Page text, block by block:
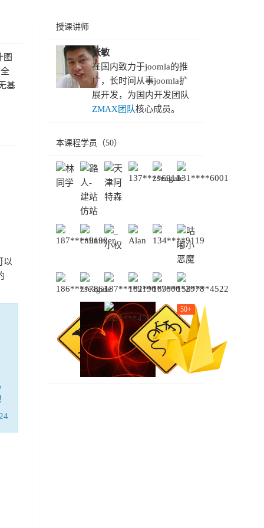
图
基
以
授课讲师
张敏
在国内致力于joomla的推
广，长时间从事joomla扩
展开发，为国内开发团队
ZMAX团队核心成员。
本课程学员（50）
50+